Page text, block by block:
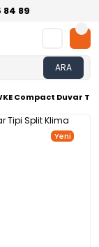
84 89
ARA
Compact Duvar
Yeni